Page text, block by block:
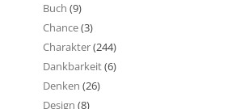
Buch (9)
Chance(3)
Charakter(244)
Dankbarkeit(6)
Denken (26)
Design (8)